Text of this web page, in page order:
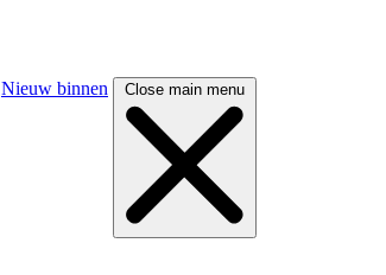
Nieuw binnen Close main menu